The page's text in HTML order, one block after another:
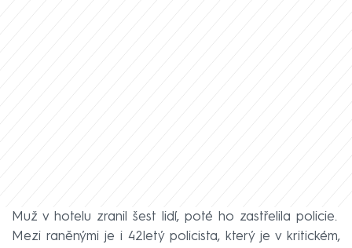
Muž v hotelu zranil šest lidí, poté ho zastřelila policie.
Mezi raněnými je i 42letý policista, který je v kritickém,